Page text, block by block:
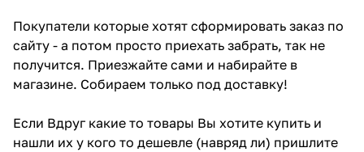
Покупатели которые хотят сформировать заказ по
сайту - а потом просто приехать забрать, так не
получится. Приезжайте сами и набирайте в
магазине. Собираем только под доставку!
Если Вдруг какие то товары Вы хотите купить и
нашли их у кого то дешевле (навряд ли) пришлите